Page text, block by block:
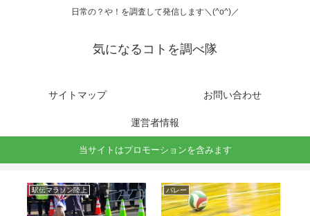
日常の？や！を調査して発信します＼(^o^)／
気になるコトを調べ隊
サイトマップ お問い合わせ
運営者情報
当サイトはプロモーションを含みます
駅伝マラソン陸上 バレー